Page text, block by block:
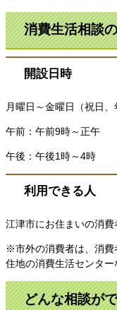
消費生活相談
開設日時
月曜日～金曜日（祝日、
午前：午前9時～正午
午後：午後1時～4時
利用できる人
江津市にお住まいの消費
※市外の消費者は、消費
住地の消費生活センター
どんな相談が